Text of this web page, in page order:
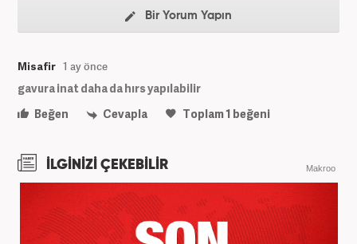
Bir Yorum Yapın
Misafir 1 ay önce
gavura inat daha da hırs yapılabilir
Beğen
Cevapla Toplam1 beğeni
İLGİNİZİ ÇEKEBİLİR Makroo